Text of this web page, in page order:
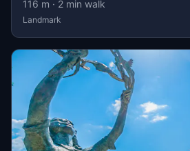
116 m · 2 min walk
Landmark